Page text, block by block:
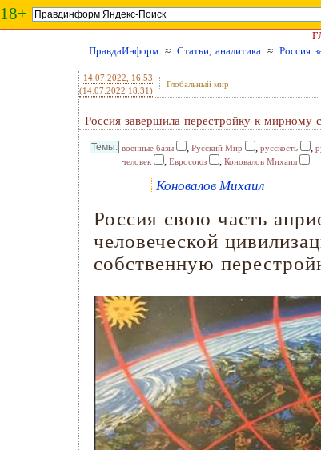
18+
ПравдаИнформ ≈ Статьи, аналитика ≈ Россия
14.07.2022 , 16:53
(14.07.2022 18:31)
Глобальный мир
Россия завершила перестройку к мирному
военные базы , Русский Мир , русскость ,
человек , Евросоюз , Коновалов Михаил
Коновалов Михаил
Россия свою часть
человеческой
собственную